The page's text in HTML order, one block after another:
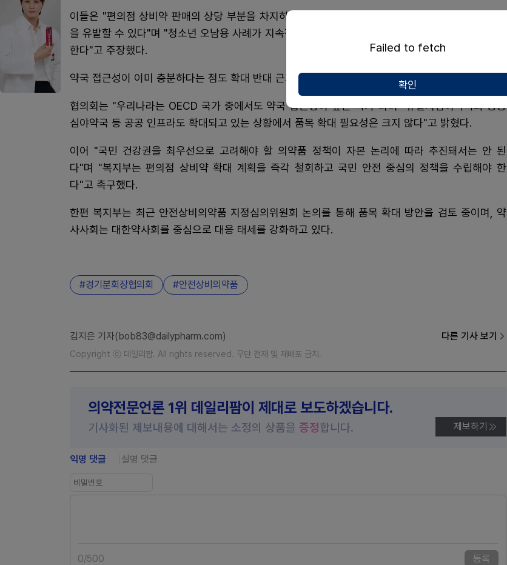
이들은 "편의점 상비약 판매의 상당 부분을 차지하는 아세트아미노펜은 과다 복용 시 심각한 간 손상
을 유발할 수 있다"며 "청소년 오남용 사례가 지속적으로 보고되고 있는 만큼 안전성 검토가 우선돼야
한다"고 주장했다.
약국 접근성이 이미 충분하다는 점도 확대 반대 근거로 제시했다.
협의회는 "우리나라는 OECD 국가 중에서도 약국 접근성이 높은 국가"라며 "휴일지킴이약국과 공공
심야약국 등 공공 인프라도 확대되고 있는 상황에서 품목 확대 필요성은 크지 않다"고 밝혔다.
이어 "국민 건강권을 최우선으로 고려해야 할 의약품 정책이 자본 논리에 따라 추진돼서는 안 된
다"며 "복지부는 편의점 상비약 확대 계획을 즉각 철회하고 국민 안전 중심의 정책을 수립해야 한
다"고 촉구했다.
한편 복지부는 최근 안전상비의약품 지정심의위원회 논의를 통해 품목 확대 방안을 검토 중이며, 약
사사회는 대한약사회를 중심으로 대응 태세를 강화하고 있다.
경기분회장협의회 안전상비의약품
김지은 기자(bob83@dailypharm.com) 다른 기사 보기
Copyright ⓒ 데일리팜. All rights reserved. 무단 전재 및 재배포 금지.
의약전문언론 1위 데일리팜이 제대로 보도하겠습니다.
기사화된 제보내용에 대해서는 소정의 상품을 증정합니다. 제보하기
익명 댓글 실명 댓글
0/500 등록
Failed to fetch
확인